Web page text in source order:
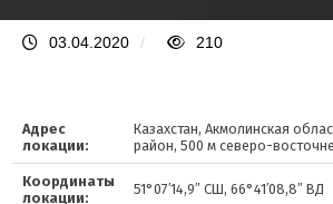
03.04.2020 / 210
Адрес
локации:
Казахстан, Акмолинская
район, 500 м северо-
Координаты
локации:
51°07′14,9″ СШ, 66°41′08,8″ ВД